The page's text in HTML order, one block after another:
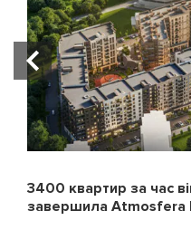
3400 квартир за час
завершила Atmosfera